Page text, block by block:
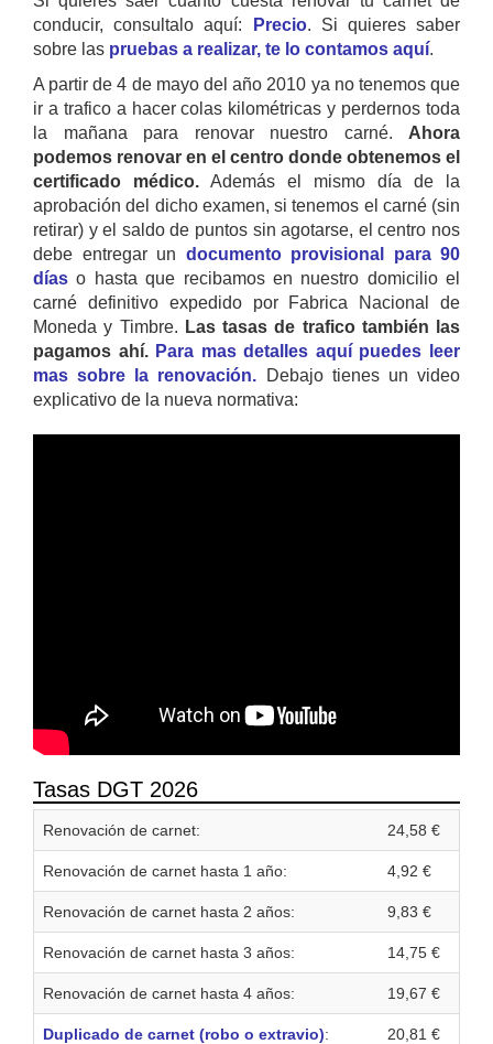
conducir, consultalo aquí:
Precio. Si quieres saber
sobre las pruebas a realizar, te lo contamos aquí.
A partir de 4 de mayo del año 2010 ya no tenemos que
ir a trafico a hacer colas kilométricas y perdernos toda
la mañana para renovar nuestro carné. Ahora
podemos renovar en el centro donde obtenemos el
certificado médico. Además el mismo día de la
aprobación del dicho examen, si tenemos el carné (sin
retirar) y el saldo de puntos sin agotarse, el centro nos
debe entregar un documento provisional para 90
días o hasta que recibamos en nuestro domicilio el
carné definitivo expedido por Fabrica Nacional de
Moneda y Timbre. Las tasas de trafico también las
pagamos ahí. Para mas detalles aquí puedes leer
mas sobre la renovación. Debajo tienes un video
explicativo de la nueva normativa:
Tasas DGT 2026
Renovación de carnet: 24,58 €
Renovación de carnet hasta 1 año: 4,92 €
Renovación de carnet hasta 2 años: 9,83 €
Renovación de carnet hasta 3 años: 14,75 €
Renovación de carnet hasta 4 años: 19,67 €
Duplicado de carnet (robo o extravio): 20,81 €